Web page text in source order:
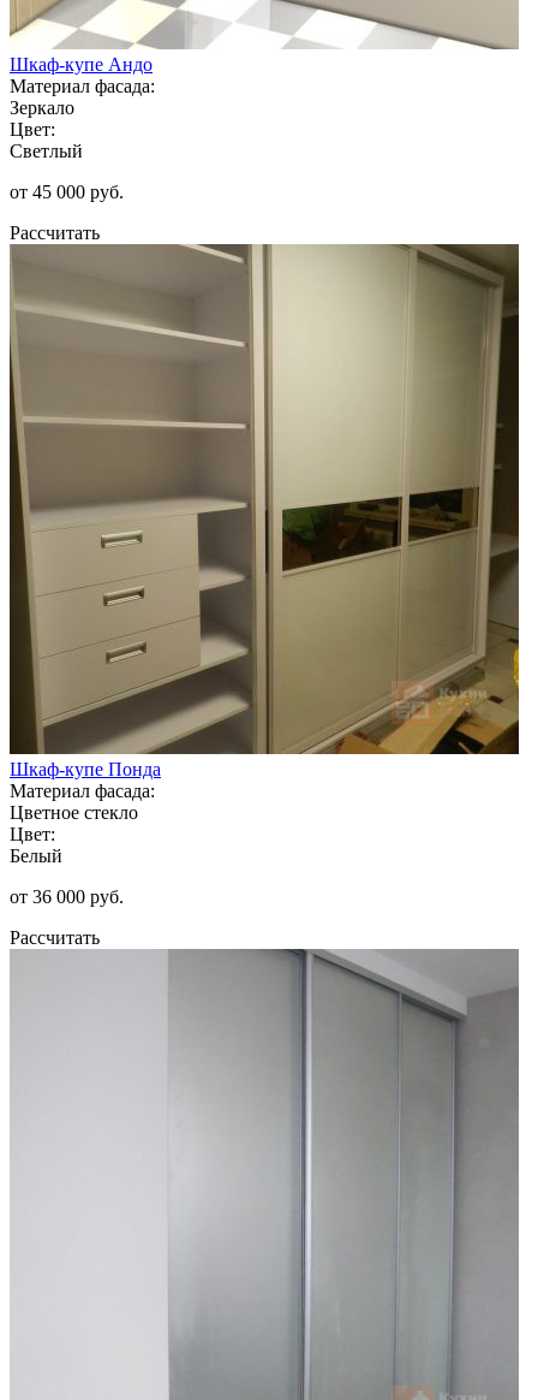
Шкаф-купе Андо
Материал фасада:
Зеркало
Цвет:
Светлый
от 45 000 руб.
Рассчитать
Шкаф-купе Понда
Материал фасада:
Цветное стекло
Цвет:
Белый
от 36 000 руб.
Рассчитать